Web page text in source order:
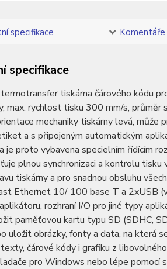
specifikace Komentáře
specifikace
tiskárna čárového kódu
max. rychlost tisku 300 mm/s,
mechaniky tiskárny levá, může
a s připojeným automatickým
je proto vybavena specielním řídícím
plnou synchronizaci a kontrolu
tiskárny a pro snadnou obsluhu
Ethernet 10/ 100 base T a 2xUSB
rozhraní I/O pro jiné typy
paměťovou kartu typu SD (SDHC,
uložit obrázky, fonty a data, na která
čárové kódy i grafiku z
pro Windows nebo lépe pomocí